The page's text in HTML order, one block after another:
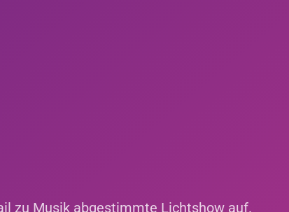
zu Musik abgestimmte Lichtshow auf.